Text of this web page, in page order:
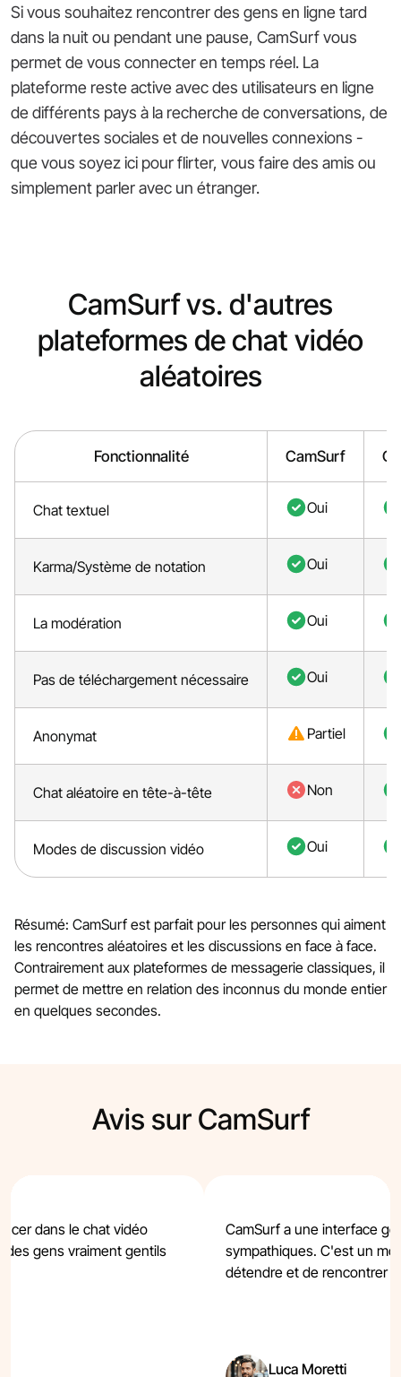
Si vous souhaitez rencontrer des gens en ligne tard
dans la nuit ou pendant une pause, CamSurf vous
permet de vous connecter en temps réel. La
plateforme reste active avec des utilisateurs en ligne
de différents pays à la recherche de conversations, de
découvertes sociales et de nouvelles connexions -
que vous soyez ici pour flirter, vous faire des amis ou
simplement parler avec un étranger.
CamSurf vs. d'autres
plateformes de chat vidéo
aléatoires
Fonctionnalité CamSurf
Chat textuel Oui
Karma/Système de notation Oui
La modération Oui
Pas de téléchargement nécessaire Oui
Anonymat Partiel
Chat aléatoire en tête-à-tête Non
Modes de discussion vidéo Oui
Résumé: CamSurf est parfait pour les personnes qui aiment
les rencontres aléatoires et les discussions en face à face.
Contrairement aux plateformes de messagerie classiques, il
permet de mettre en relation des inconnus du monde entier
en quelques secondes.
Avis sur CamSurf
dans le chat vidéo
des gens vraiment gentils
CamSurf a une interface
sympathiques. C'est un
détendre et de rencontrer
Luca Moretti